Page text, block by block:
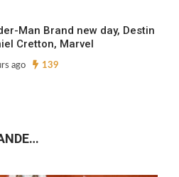
Man Brand new day, Destin
Cretton, Marvel
ago 139